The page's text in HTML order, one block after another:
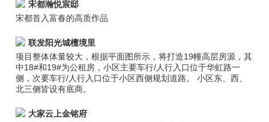
宋都瀚悦宸邸
宋都首入富春的高质作品
联发阳光城檀境里
项目整体体量较大，根据平面图所示，将打造19幢高层房源，其
中18#和19#为公租房，小区主要车行/人行入口位于华虹路一
侧，次要车行/人行入口位于小区西侧规划道路。 小区东、西、
北三侧皆设有底商。
大家云上金铭府